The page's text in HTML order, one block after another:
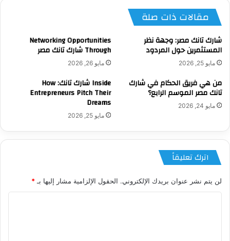
مقالات ذات صلة
شارك تانك مصر: وجهة نظر
المستثمرين حول المردود
مايو 25, 2026
Networking Opportunities
Through شارك تانك مصر
مايو 26, 2026
من هي فريق الحكام في شارك
تانك مصر الموسم الرابع؟
مايو 24, 2026
Inside شارك تانك: How
Entrepreneurs Pitch Their
Dreams
مايو 25, 2026
اترك تعليقاً
لن يتم نشر عنوان بريدك الإلكتروني. الحقول الإلزامية مشار إليها بـ *